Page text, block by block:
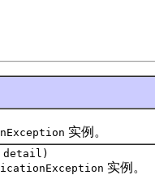
实例。
detail)
实例。